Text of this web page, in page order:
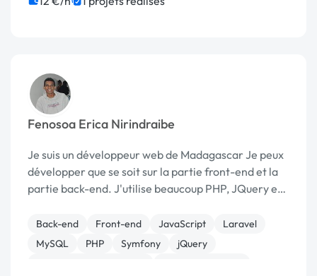
Fenosoa Erica Nirindraibe
Je suis un développeur web de Madagascar Je peux
développer que se soit sur la partie front-end et la
partie back-end. J'utilise beaucoup PHP, JQuery et
développement et je maitrise aussi des Framework
c...
Back-end Front-end JavaScript
Laravel
MySQL
PHP Symfony
jQuery